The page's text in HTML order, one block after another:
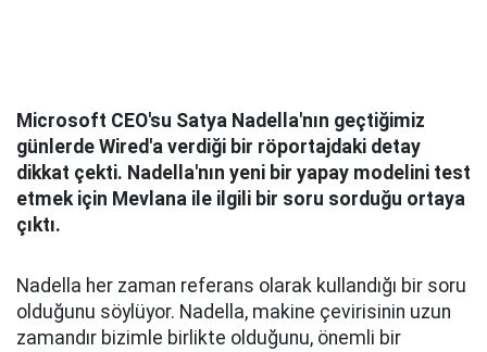
Microsoft CEO'su Satya Nadella'nın geçtiğimiz
günlerde Wired'a verdiği bir röportajdaki detay
dikkat çekti. Nadella'nın yeni bir yapay modelini test
etmek için Mevlana ile ilgili bir soru sorduğu ortaya
çıktı.
Nadella her zaman referans olarak kullandığı bir soru
olduğunu söylüyor. Nadella, makine çevirisinin uzun
zamandır bizimle birlikte olduğunu, önemli bir